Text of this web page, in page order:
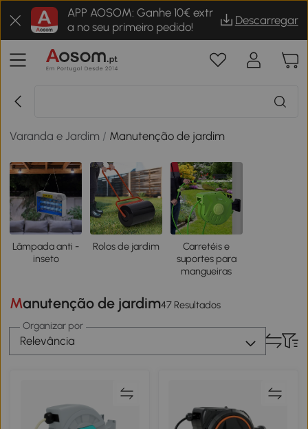
APP AOSOM: Ganhe 10€ extr
a no seu primeiro pedido!
Descarregar
Varanda e Jardim / Manutenção de jardim
Lâmpada anti -
inseto
Rolos de jardim
Carretéis e
suportes para
mangueiras
Manutenção de jardim47 Resultados
Organizar por
Relevância